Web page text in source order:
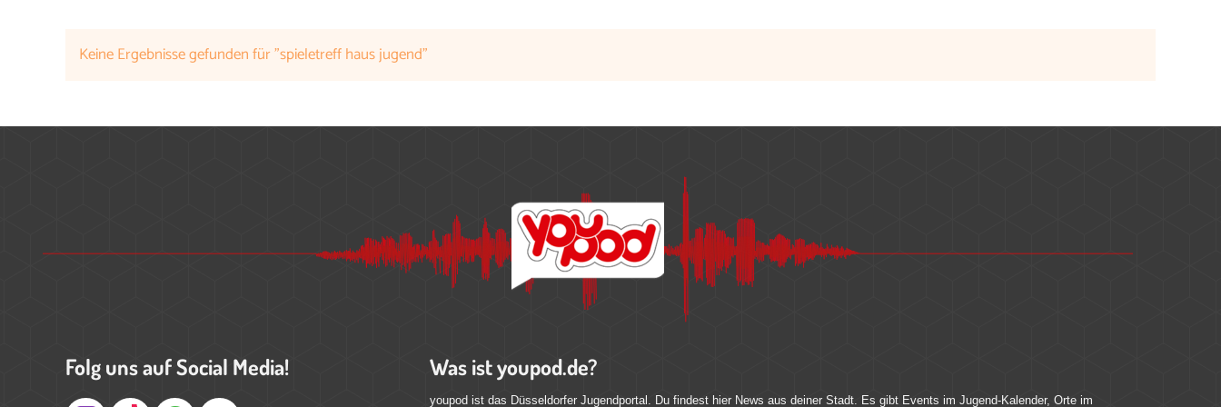
Keine Ergebnisse gefunden für "spieletreff haus jugend"
Folg uns auf Social Media! Was ist youpod.de?
youpod ist das Düsseldorfer Jugendportal. Du findest hier News aus deiner Stadt. Es gibt Events im Jugend-Kalender, Orte im